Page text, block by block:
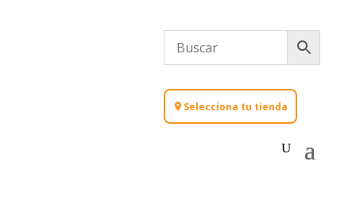
Selecciona tu tienda